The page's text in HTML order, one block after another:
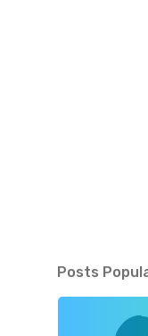
Posts